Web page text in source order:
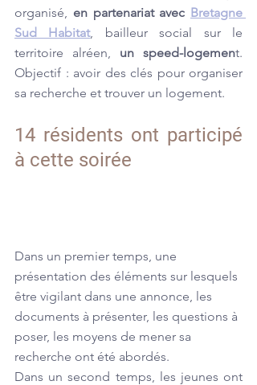
organisé, en partenariat avec Bretagne
Sud Habitat, bailleur social sur le
territoire alréen, un speed-logement.
Objectif : avoir des clés pour organiser
sa recherche et trouver un logement.
14 résidents ont participé
à cette soirée
Dans un premier temps, une
présentation des éléments sur lesquels
être vigilant dans une annonce, les
documents à présenter, les questions à
poser, les moyens de mener sa
recherche ont été abordés.
Dans un second temps, les jeunes ont